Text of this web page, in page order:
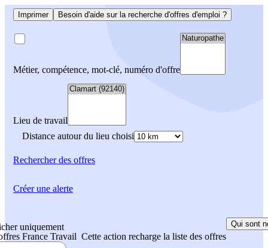
Imprimer Besoin d'aide sur la recherche d'offres d'emploi ?
Métier, compétence, mot-clé, numéro d'offre
Lieu de travail
Distance autour du lieu choisi
Rechercherdes offres
uniquement
France Travail Cette action recharge la liste des offres
Qui sont
Créer une alerte